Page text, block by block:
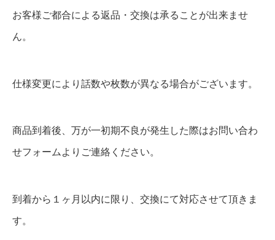
お客様ご都合による返品・交換は承ることが出来ませ
ん。
仕様変更により話数や枚数が異なる場合がございます。
商品到着後、万が一初期不良が発生した際はお問い合わ
せフォームよりご連絡ください。
到着から１ヶ月以内に限り、交換にて対応させて頂きま
す。